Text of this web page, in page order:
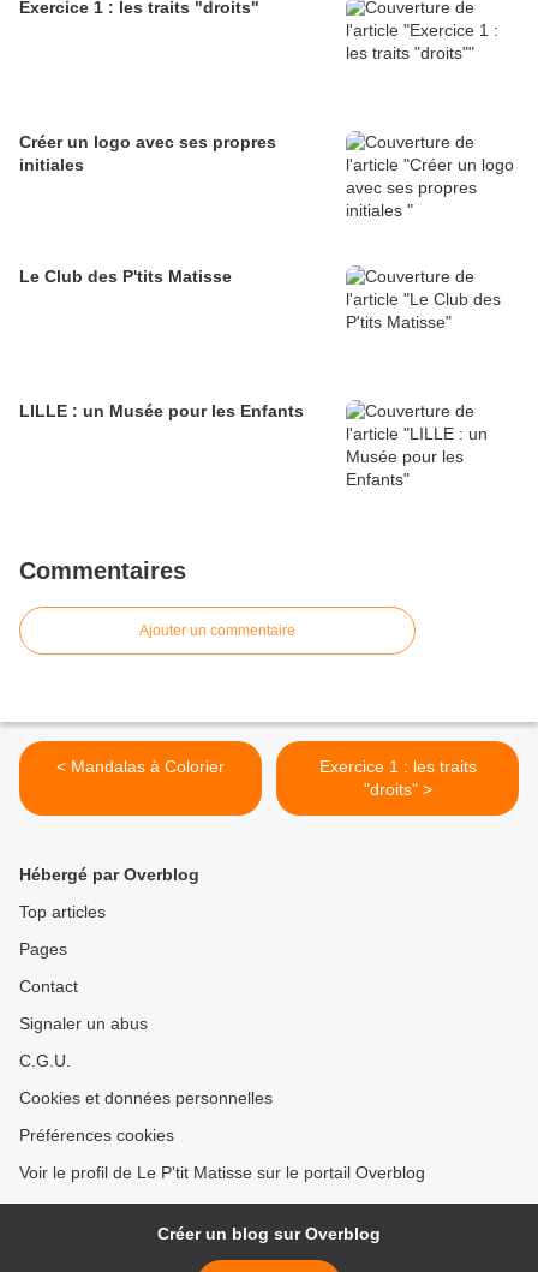
Exercice 1 : les traits "droits"
Créer un logo avec ses propres
initiales
Le Club des P'tits Matisse
LILLE : un Musée pour les Enfants
Commentaires
Ajouter un commentaire
< Mandalas à Colorier
Exercice 1 : les traits
"droits" >
Hébergé par Overblog
Top articles
Pages
Contact
Signaler un abus
C.G.U.
Cookies et données personnelles
Préférences cookies
Voir le profil de Le P'tit Matisse sur le portail Overblog
Créer un blog sur Overblog